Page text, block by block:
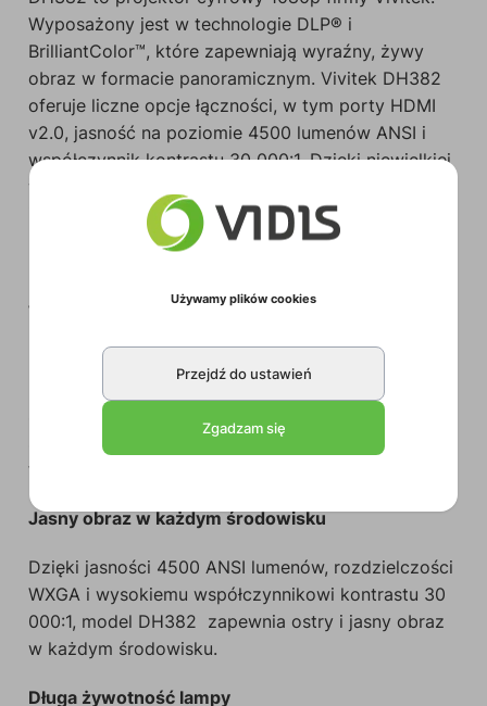
Wyposażony jest w technologie DLP® i
BrilliantColor™, które zapewniają wyraźny, żywy
obraz w formacie panoramicznym. Vivitek DH382
oferuje liczne opcje łączności, w tym porty HDMI
v2.0, jasność na poziomie 4500 lumenów ANSI i
współczynnik kontrastu 30 000:1. Dzięki niewielkiej
wadze i kompaktowej budowie jest łatwy w
instalacji i pasuje do każdego budżetu.
Technologia DLP Darkchip3 i BrilliantColor
DW350 obsługuje technologie DLP® i
BrilliantColor™ dla wyraźnych i żywych obrazów. 6-
segmentowe koło kolorów (RGBYCW) nie tylko
sprawia, że obraz jest bardziej żywy i nasycony, ale
także realistycznie odwzorowuje kolory.
Jasny obraz w każdym środowisku
Dzięki jasności 4500 ANSI lumenów, rozdzielczości
WXGA i wysokiemu współczynnikowi kontrastu 30
000:1, model DH382 zapewnia ostry i jasny obraz
w każdym środowisku.
Długa żywotność lampy
Używamy plików cookies
Przejdź do ustawień
Zgadzam się